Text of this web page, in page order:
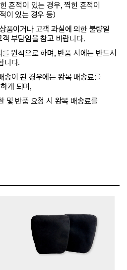
흔적이 있는 경우, 찍힌 흔적이
이 있는 경우 등)
품이거나 고객 과실에 의한 불량일
부담임을 참고 바랍니다.
원칙으로 하며, 반품 시에는 반드시
니다.
송이 된 경우에는 왕복 배송료를
게 되며,
및 반품 요청 시 왕복 배송료를